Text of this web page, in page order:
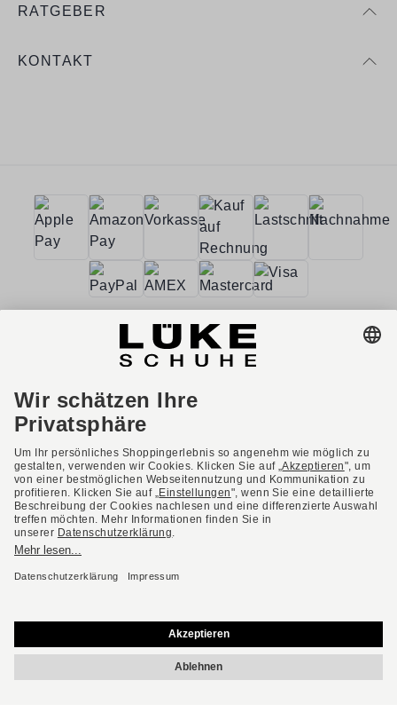
RATGEBER
KONTAKT
Deutsch
AGB Barrierefreiheit
Impressum
Datenschutzerklärung
Datenschutzeinstellungen